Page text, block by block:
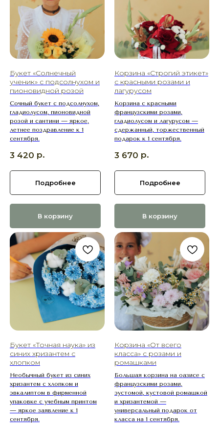
Букет «Солнечный
ученик» с подсолнухом и
пионовидной розой
Сочный букет с подсолнухом,
гладиолусом, пионовидной
розой и сантини — яркое,
летнее поздравление к 1
сентября.
3 420 р.
Подробнее
В корзину
Корзина «Строгий этикет»
с красными розами и
лагурусом
Корзина с красными
французскими розами,
гладиолусом и лагурусом —
сдержанный, торжественный
подарок к 1 сентября.
3 670 р.
Подробнее
В корзину
Букет «Точная наука» из
синих хризантем с
хлопком
Необычный букет из синих
хризантем с хлопком и
эвкалиптом в фирменной
упаковке с учебным принтом
— яркое заявление к 1
сентября.
Корзина «От всего
класса» с розами и
ромашками
Большая корзина на оазисе с
французскими розами,
эустомой, кустовой ромашкой
и хризантемой —
универсальный подарок от
класса на 1 сентября.